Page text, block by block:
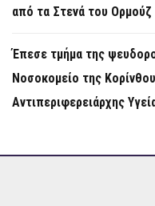
από τα Στενά του Ορμούζ
Έπεσε τμήμα της
Νοσοκομείο της
Αντιπεριφερειάρχης